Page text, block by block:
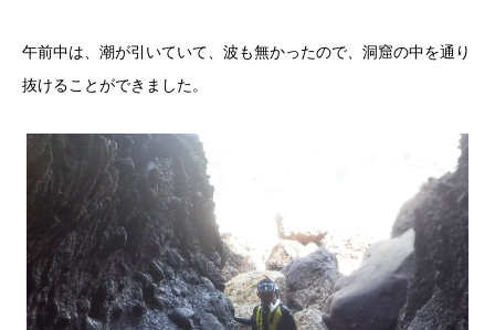
午前中は、潮が引いていて、波も無かったので、洞窟の中を通り
抜けることができました。